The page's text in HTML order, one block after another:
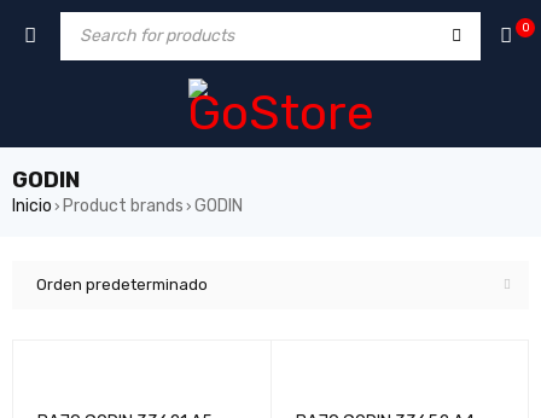
0
GODIN
Inicio › Product brands › GODIN
Orden predeterminado